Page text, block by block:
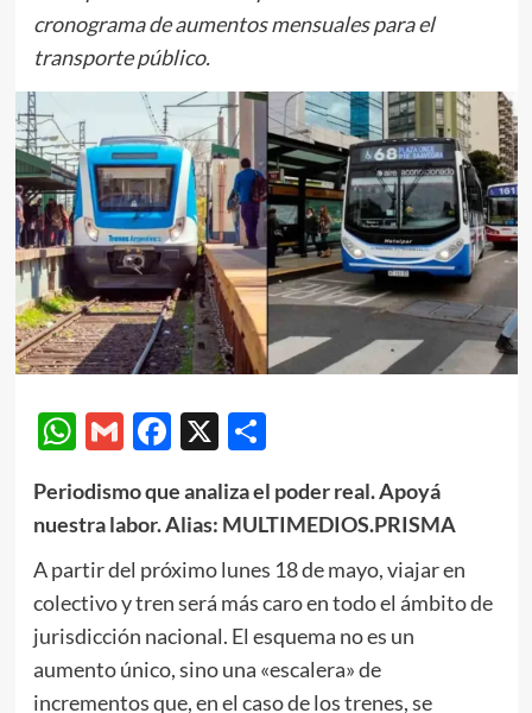
cronograma de aumentos mensuales para el
transporte público.
WhatsApp
GmailFacebook
X Compartir
Periodismo que analiza el poder real. Apoyá
nuestra labor. Alias: MULTIMEDIOS.PRISMA
A partir del próximo lunes 18 de mayo, viajar en
colectivo y tren será más caro en todo el ámbito de
jurisdicción nacional. El esquema no es un
aumento único, sino una «escalera» de
incrementos que, en el caso de los trenes, se